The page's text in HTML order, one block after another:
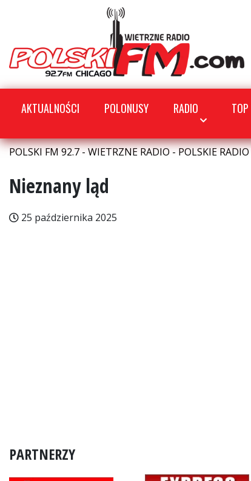
AKTUALNOŚCI POLONUSY RADIO
POLSKI FM 92.7 - WIETRZNE RADIO - POLSKIE
Nieznany ląd
25 października 2025
PARTNERZY